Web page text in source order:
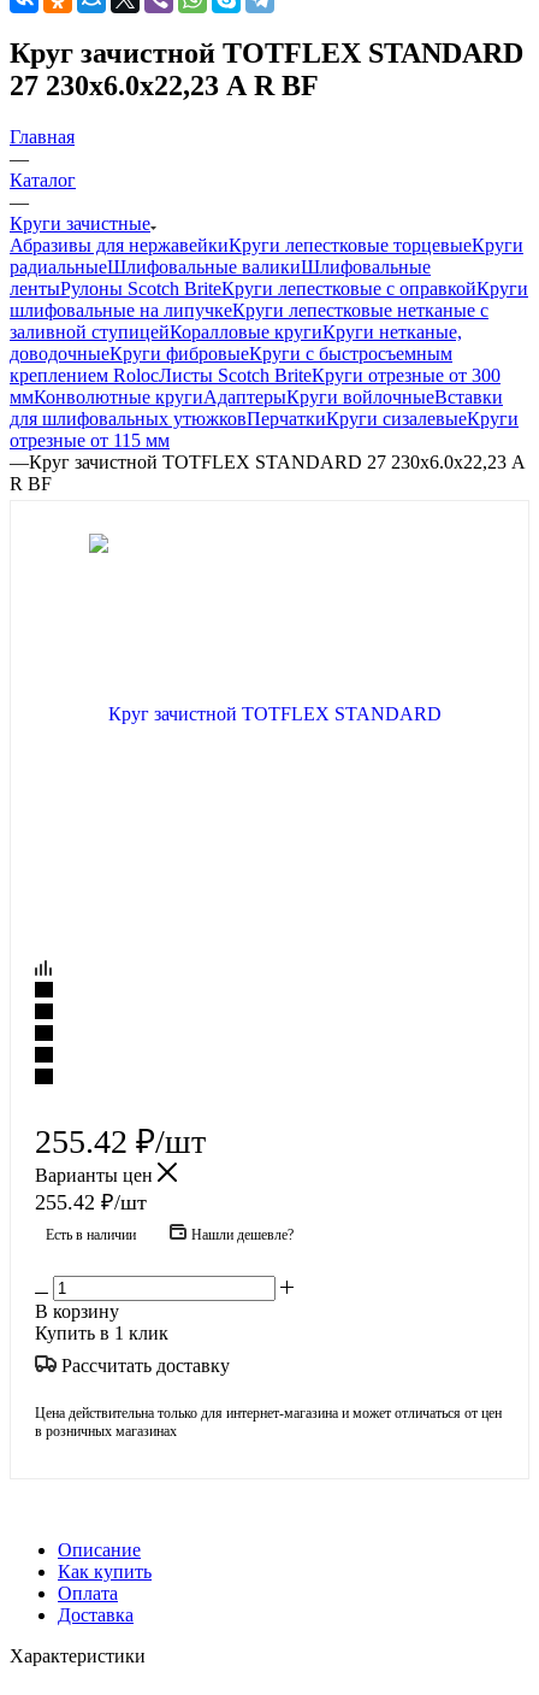
Круг зачистной TOTFLEX STANDARD
27 230х6.0х22,23 А R BF
Главная
—
Каталог
—
Круги зачистные
Абразивы для нержавейкиКруги лепестковые торцевыеКруги
радиальныеШлифовальные валикиШлифовальные
лентыРулоны Scotch BriteКруги лепестковые с оправкойКруги
шлифовальные на липучкеКруги лепестковые нетканые с
заливной ступицейКоралловые кругиКруги нетканые,
доводочныеКруги фибровыеКруги с быстросъемным
креплением RolocЛисты Scotch BriteКруги отрезные от 300
ммКонволютные кругиАдаптерыКруги войлочныеВставки
для шлифовальных утюжковПерчаткиКруги сизалевыеКруги
отрезные от 115 мм
—Круг зачистной TOTFLEX STANDARD 27 230х6.0х22,23 А
R BF
255.42 ₽/шт
Варианты цен
255.42 ₽/шт
Есть в наличии Нашли дешевле?
В корзину
Купить в 1 клик
Рассчитать доставку
Цена действительна только для интернет-магазина и может отличаться от цен
в розничных магазинах
Описание
Как купить
Оплата
Доставка
Характеристики